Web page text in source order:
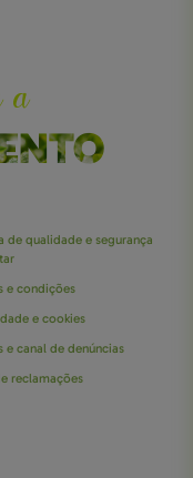
a
de qualidade e segurança
e condições
e cookies
e canal de denúncias
reclamações